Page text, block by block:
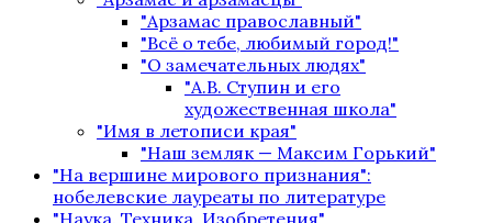
"Арзамас православный"
"Всё о тебе, любимый город!"
"О замечательных людях"
"А.В. Ступин и его
художественная школа"
"Имя в летописи края"
"Наш земляк — Максим Горький"
"На вершине мирового признания":
нобелевские лауреаты по литературе